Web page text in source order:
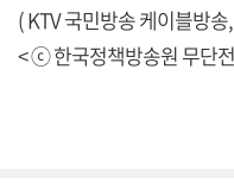
( KTV 국민방송 케이블방
< ⓒ 한국정책방송원 무단